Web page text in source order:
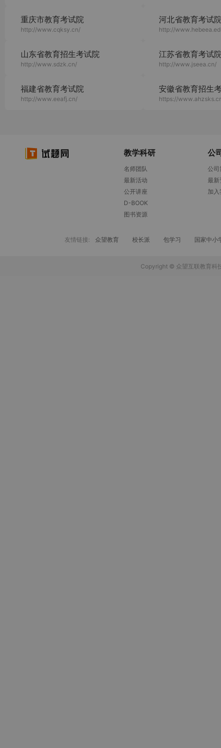
重庆市教育考试院
http://www.cqksy.cn/
河北省教育考试
http://
山东省教育招生考试院
http://www.sdzk.cn/
江苏省教育考试
http://www.jseea.cn/
福建省教育考试院
http://www.eeafj.cn/
安徽省教育招生
https://
教学科研
名师团队
最新活动
公开讲座
D-BOOK
图书资源
公
公司
最
加
友情链接: 众望教育 校长派 包学习 国家中小
Copyright © 众望互联教育科